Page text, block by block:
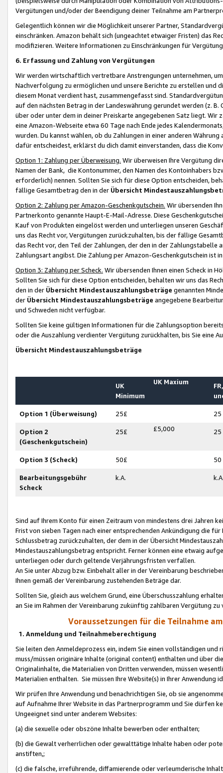
Vergütungen und/oder der Beendigung deiner Teilnahme am
Gelegentlich können wir die Möglichkeit unserer Partner,
einschränken. Amazon behält sich (ungeachtet etwaiger Fristen) das
modifizieren. Weitere Informationen zu Einschränkungen für
6. Erfassung und Zahlung von Vergütungen
Wir werden wirtschaftlich vertretbare Anstrengungen unternehmen,
Nachverfolgung zu ermöglichen und unsere Berichte zu erstellen und
diesem Monat verdient hast, zusammengefasst sind.
auf den nächsten Betrag in der Landeswährung gerundet werden (z.
über oder unter dem in deiner Preiskarte angegebenen Satz liegt.
eine Amazon-Webseite etwa 60 Tage nach Ende jedes
wurden. Du kannst wählen, ob du Zahlungen in einer anderen
dafür entscheidest, erklärst du dich damit einverstanden, dass die
Option 1: Zahlung per Überweisung. Wir überweisen Ihre Vergütung
Namen der Bank, die Kontonummer, den Namen des Kontoinhabers
erforderlich) nennen. Sollten Sie sich für diese Option entscheiden,
fällige Gesamtbetrag den in der Übersicht
Option 2: Zahlung per Amazon-Geschenkgutschein. Wir übersenden
Partnerkonto genannte Haupt-E-Mail-Adresse. Diese
Kauf von Produkten eingelöst werden und unterliegen unseren
uns das Recht vor, Vergütungen zurückzuhalten, bis der fällige
das Recht vor, den Teil der Zahlungen, der den in der
Zahlungsart angibst. Die Zahlung per Amazon-Geschenkgutschein ist
Option 3: Zahlung per Scheck. Wir übersenden Ihnen einen Scheck in
Sollten Sie sich für diese Option entscheiden, behalten wir uns das
den in der Übersicht Mindestauszahlungsbeträge genannten
der Übersicht Mindestauszahlungsbeträge angegebene
und Schweden nicht verfügbar.
Sollten Sie keine gültigen Informationen für die Zahlungsoption
oder die Auszahlung verdienter Vergütung zurückhalten, bis Sie
Übersicht Mindestauszahlungsbeträge
UK
Minimum
UK Maxium
Option 1 (Überweisung) 25£ 25
Option 2
(Geschenkgutschein)
25£ £5,000 25
Option 3 (Scheck) 50£ 50
Bearbeitungsgebühr
Scheck
k.A.
Sind auf Ihrem Konto für einen Zeitraum von mindestens drei Jahren
Frist von sieben Tagen nach einer entsprechenden Ankündigung die
Schlussbetrag zurückzuhalten, der dem in der Übersicht
Mindestauszahlungsbetrag entspricht. Ferner können eine etwaig
unterliegen oder durch geltende Verjährungsfristen verfallen.
An Sie unter Abzug bzw. Einbehalt aller in der Vereinbarung
Ihnen gemäß der Vereinbarung zustehenden Beträge dar.
Sollten Sie, gleich aus welchem Grund, eine Überschusszahlung
an Sie im Rahmen der Vereinbarung zukünftig zahlbaren Vergütung zu
Voraussetzungen für die Teilnahme
1. Anmeldung und Teilnahmeberechtigung
Sie leiten den Anmeldeprozess ein, indem Sie einen vollständigen
muss/müssen originäre Inhalte (original content) enthalten und über
Originalinhalte, die Materialien von Dritten verwenden, müssen
Materialien enthalten. Sie müssen Ihre Website(s) in Ihrer Anwendung
Wir prüfen Ihre Anwendung und benachrichtigen Sie, ob sie
auf Aufnahme Ihrer Website in das Partnerprogramm und Sie dürfen
Ungeeignet sind unter anderem Websites:
(a) die sexuelle oder obszöne Inhalte bewerben oder enthalten;
(b) die Gewalt verherrlichen oder gewalttätige Inhalte haben oder
anstiften,;
(c) die falsche, irreführende, diffamierende oder verleumderische